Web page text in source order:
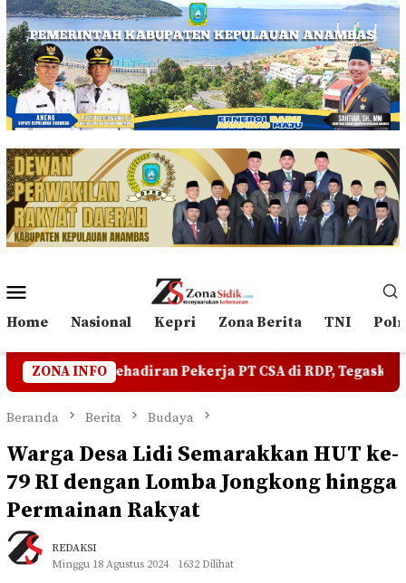
Loncat
ke
konten
Mobile
Home Nasional Kepri Zona Berita TNI
ZONA INFO
Pekerja PT CSA di RDP, Tegaskan Jangan Ada yang
Beranda Berita Budaya
Warga Desa Lidi Semarakkan HUT ke-
79 RI dengan Lomba Jongkong hingga
Permainan Rakyat
REDAKSI
Minggu 18 Agustus 2024
1632 Dilihat